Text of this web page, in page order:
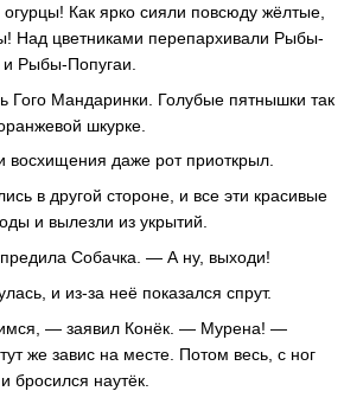
Как ярко сияли повсюду жёлтые,
Над цветниками перепархивали Рыбы-
Рыбы-Попугаи.
Гого Мандаринки. Голубые пятнышки так
шкурке.
восхищения даже рот приоткрыл.
в другой стороне, и все эти красивые
и вылезли из укрытий.
Собачка. — А ну, выходи!
и из-за неё показался спрут.
— заявил Конёк. — Мурена! —
же завис на месте. Потом весь, с ног
бросился наутёк.